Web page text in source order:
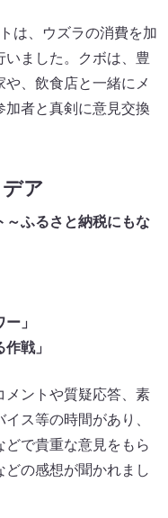
は、ウズラの消費を加
ました。クボは、豊
、飲食店と一緒にメ
加者と真剣に意見交換
ア
～ふるさと納税にもな
」
戦」
メントや質疑応答、素
ス等の時間があり、
で貴重な意見をもら
の感想が聞かれまし